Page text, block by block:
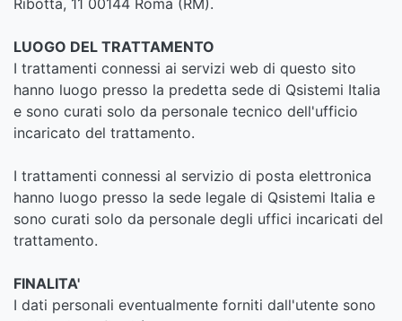
LUOGO DEL TRATTAMENTO
I trattamenti connessi ai servizi web di questo sito
hanno luogo presso la predetta sede di Qsistemi Italia
e sono curati solo da personale tecnico dell'ufficio
incaricato del trattamento.
I trattamenti connessi al servizio di posta elettronica
hanno luogo presso la sede legale di Qsistemi Italia e
sono curati solo da personale degli uffici incaricati del
trattamento.
FINALITA'
I dati personali eventualmente forniti dall'utente sono